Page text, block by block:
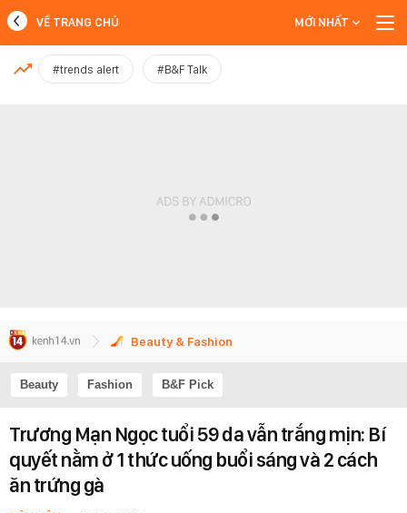
MỚI NHẤT
VỀ TRANG CHỦ MỚI NHẤT
#trends alert #B&F Talk
Beauty & Fashion
Beauty Fashion B&F Pick
Trương Mạn Ngọc tuổi 59 da vẫn trắng mịn: Bí
quyết nằm ở 1 thức uống buổi sáng và 2 cách
ăn trứng gà